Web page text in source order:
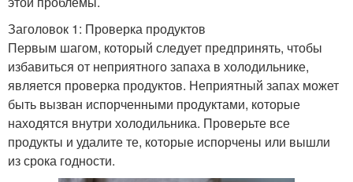
Заголовок 1: Проверка продуктов
Первым шагом, который следует предпринять, чтобы
избавиться от неприятного запаха в холодильнике,
является проверка продуктов. Неприятный запах может
быть вызван испорченными продуктами, которые
находятся внутри холодильника. Проверьте все
продукты и удалите те, которые испорчены или вышли
из срока годности.